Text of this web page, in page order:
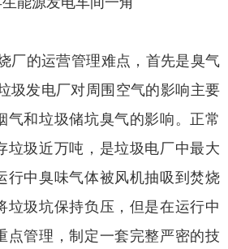
的运营管理难点，首先是臭气
圾发电厂对周围空气的影响主要
气和垃圾储坑臭气的影响。正常
垃圾近万吨，是垃圾电厂中最大
行中臭味气体被风机抽吸到焚烧
垃圾坑保持负压，但是在运行中
点管理，制定一套完整严密的技